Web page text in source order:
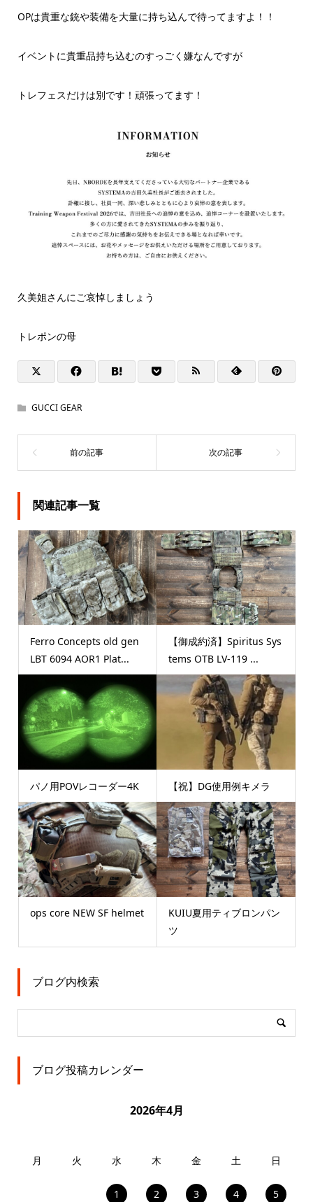
OPは貴重な銃や装備を大量に持ち込んで待ってますよ！！
イベントに貴重品持ち込むのすっごく嫌なんですが
トレフェスだけは別です！頑張ってます！
久美姐さんにご哀悼しましょう
トレポンの母
GUCCI GEAR
関連記事一覧
Ferro Concepts old gen
LBT 6094 AOR1 Plat...
【御成約済】Spiritus Sys
tems OTB LV-119 ...
パノ用POVレコーダー4K 【祝】DG使用例キメラ
ops core NEW SF helmet
KUIU夏用ティブロンパン
ツ
ブログ内検索
ブログ投稿カレンダー
2026年4月
月 火 水 木 金 土 日
1 2 3 4
5